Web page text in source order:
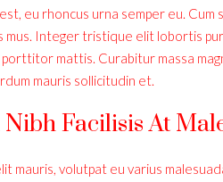
eu rhoncus urna semper eu. Cum
Integer tristique elit lobortis
mattis. Curabitur massa
mauris sollicitudin et.
Facilisis At
mauris, volutpat eu varius